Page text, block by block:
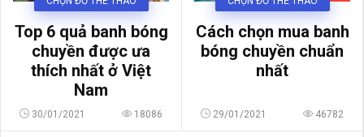
Top 6 quả banh bóng
chuyền được ưa
thích nhất ở Việt
Nam
30/01/2021 18086
Cách chọn mua banh
bóng chuyền chuẩn
nhất
29/01/2021 46782